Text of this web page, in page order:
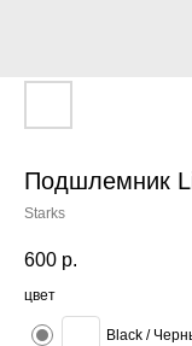
Подшлемник
Starks
600 р.
цвет
Black /